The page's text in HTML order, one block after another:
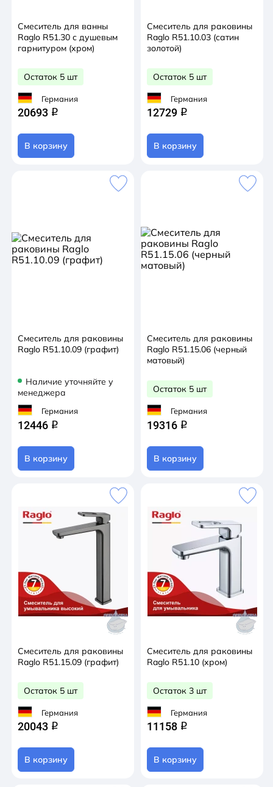
Смеситель для ванны
Raglo R51.30 с душевым
гарнитуром (хром)
Остаток 5 шт
Германия
20693 q
В корзину
Смеситель для раковины
Raglo R51.10.03 (сатин
золотой)
Остаток 5 шт
Германия
12729 q
В корзину
Смеситель для раковины
Raglo R51.10.09 (графит)
Наличие уточняйте у
менеджера
Германия
12446 q
В корзину
Смеситель для раковины
Raglo R51.15.06 (черный
матовый)
Остаток 5 шт
Германия
19316 q
В корзину
Смеситель для раковины
Raglo R51.15.09 (графит)
Остаток 5 шт
Германия
20043 q
В корзину
Смеситель для раковины
Raglo R51.10 (хром)
Остаток 3 шт
Германия
11158 q
В корзину